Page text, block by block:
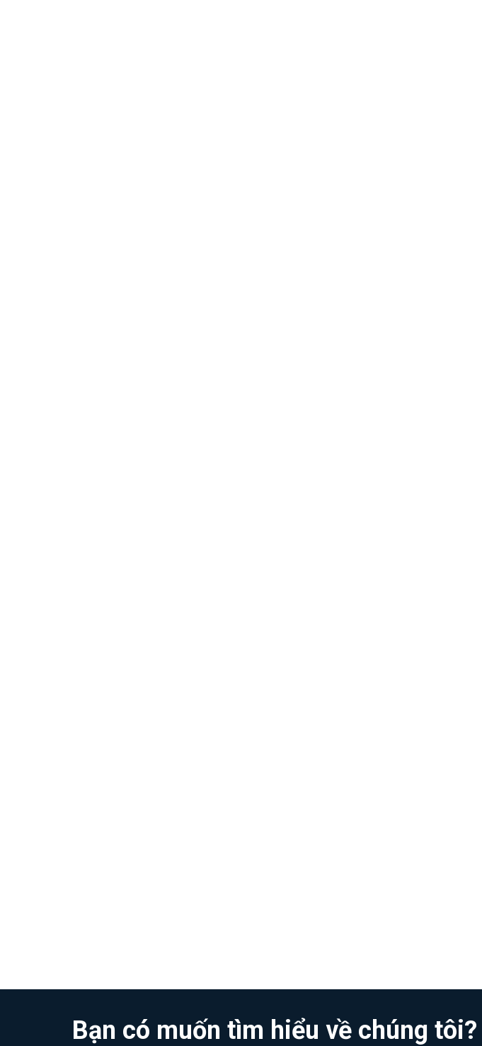
Bạn có muốn tìm hiểu về chúng tôi?